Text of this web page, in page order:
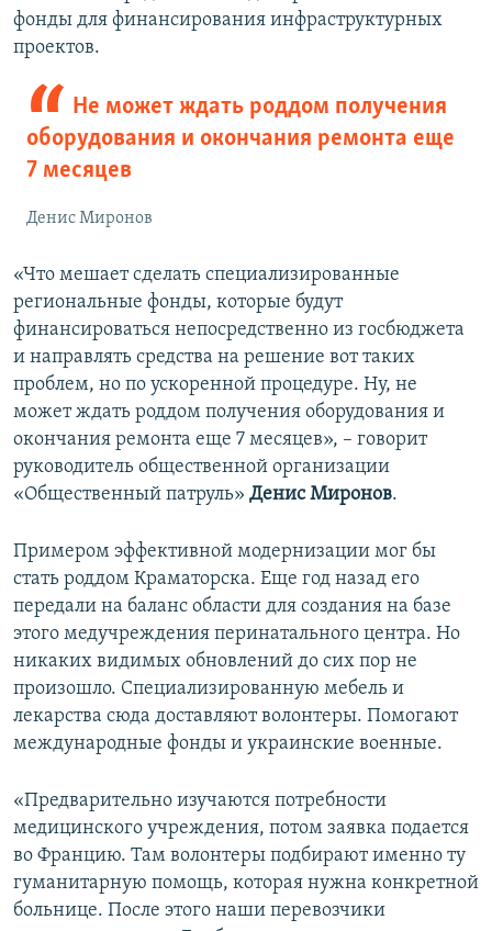
фонды для финансирования инфраструктурных
проектов.
Не может ждать роддом получения
оборудования и окончания ремонта еще
7 месяцев
Денис Миронов
«Что мешает сделать специализированные
региональные фонды, которые будут
финансироваться непосредственно из госбюджета
и направлять средства на решение вот таких
проблем, но по ускоренной процедуре. Ну, не
может ждать роддом получения оборудования и
окончания ремонта еще 7 месяцев», – говорит
руководитель общественной организации
«Общественный патруль» Денис Миронов.
Примером эффективной модернизации мог бы
стать роддом Краматорска. Еще год назад его
передали на баланс области для создания на базе
этого медучреждения перинатального центра. Но
никаких видимых обновлений до сих пор не
произошло. Специализированную мебель и
лекарства сюда доставляют волонтеры. Помогают
международные фонды и украинские военные.
«Предварительно изучаются потребности
медицинского учреждения, потом заявка подается
во Францию. Там волонтеры подбирают именно ту
гуманитарную помощь, которая нужна конкретной
больнице. После этого наши перевозчики